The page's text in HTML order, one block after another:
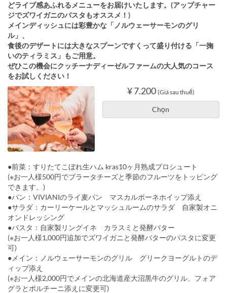
どライブ感あふれるメニューをお届けいたします。(アップチャー
ジでズワイガニのパスタもオススメ！)
メインディッシュには彩豊かな「ノルウェーサーモンのグリ
ル」、
食後のデザートには大きなスプーンですくって盛り付ける「一掬
いのティラミス」もご用意。
ぜひこの機会にクッチーナディーゼルファームの大人気のコース
をお試しください！
¥ 7.200 (Giá sau thuế)
Chọn
●前菜：すりたてこぼれ生ハム kras10ヶ月熟成プロシュート
(※お一人様500円でブラータチーズと季節のフルーツをトッピング
できます。)
●パン：VIVIANIのライ麦パン マスカルポーネホイップ添え
●サラダ：カーリーケールとマッシュルームのサラダ 自家製オニ
オンドレッシング
●パスタ：自家製リングイネ カラスミと発酵バター
(※お一人様1,000円追加でズワイガニと発酵バターのパスタに変更
可)
●メイン：ノルウェーサーモンのグリル グリークヨーグルトのデ
ィップ添え
(※お一人様2,000円でメインの北海道産大沼黒牛のグリル、フォア
グラとポルチーニ添えに変更可)